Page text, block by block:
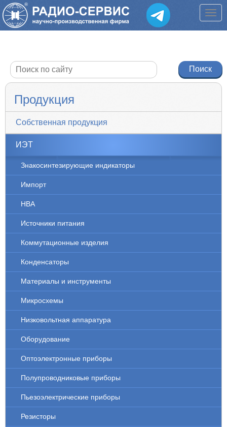
Продукция
Собственная продукция
ИЭТ
Знакосинтезирующие индикаторы
Импорт
НВА
Источники питания
Коммутационные изделия
Конденсаторы
Материалы и инструменты
Микросхемы
Низковольтная аппаратура
Оборудование
Оптоэлектронные приборы
Полупроводниковые приборы
Пьезоэлектрические приборы
Резисторы